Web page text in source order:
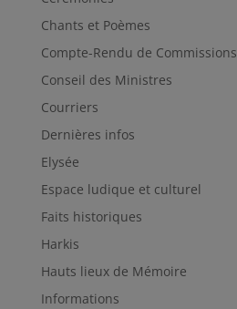
Chants et Poèmes
Compte-Rendu de Commissions
Conseil des Ministres
Courriers
Dernières infos
Elysée
Espace ludique et culturel
Faits historiques
Harkis
Hauts lieux de Mémoire
Informations